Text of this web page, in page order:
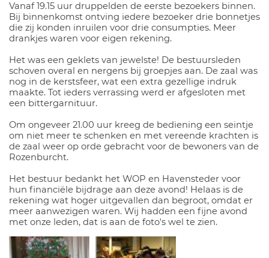
Vanaf 19.15 uur druppelden de eerste bezoekers binnen.
Bij binnenkomst ontving iedere bezoeker drie bonnetjes
die zij konden inruilen voor drie consumpties. Meer
drankjes waren voor eigen rekening.
Het was een geklets van jewelste! De bestuursleden
schoven overal en nergens bij groepjes aan. De zaal was
nog in de kerstsfeer, wat een extra gezellige indruk
maakte. Tot ieders verrassing werd er afgesloten met
een bittergarnituur.
Om ongeveer 21.00 uur kreeg de bediening een seintje
om niet meer te schenken en met vereende krachten is
de zaal weer op orde gebracht voor de bewoners van de
Rozenburcht.
Het bestuur bedankt het WOP en Havensteder voor
hun financiële bijdrage aan deze avond! Helaas is de
rekening wat hoger uitgevallen dan begroot, omdat er
meer aanwezigen waren. Wij hadden een fijne avond
met onze leden, dat is aan de foto's wel te zien.